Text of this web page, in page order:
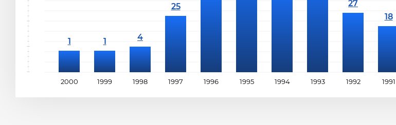
2000 1999 1998 1997 1996 1995 1994 1993 1992 1991